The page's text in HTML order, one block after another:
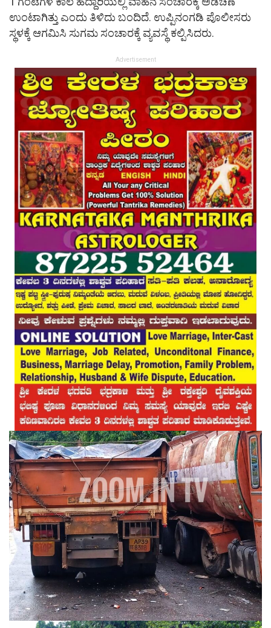
ಉಂಟಾಗಿತ್ತು ಎಂದು ತಿಳಿದು ಬಂದಿದೆ. ಉಪ್ಪಿನಂಗಡಿ ಪೊಲೀಸರು
ಸ್ಥಳಕ್ಕೆ ಆಗಮಿಸಿ ಸುಗಮ ಸಂಚಾರಕ್ಕೆ ವ್ಯವಸ್ಥೆ ಕಲ್ಪಿಸಿದರು.
Advertisement